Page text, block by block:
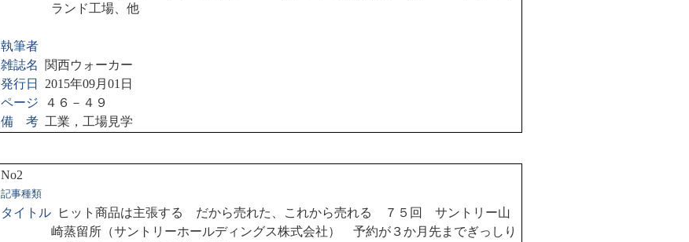
ランド工場、他
執筆者
雑誌名
関西ウォーカー
発行日
2015年09月 01 日
ページ
４６－４９
備 考 工業，工場見学
No2
記事種類
タイトル
ヒット商品は主張する だから売れた、これから売れる ７５回 サントリー山
崎蒸留所（サントリーホールディングス株式会社） 予約が３か月先までぎっしり